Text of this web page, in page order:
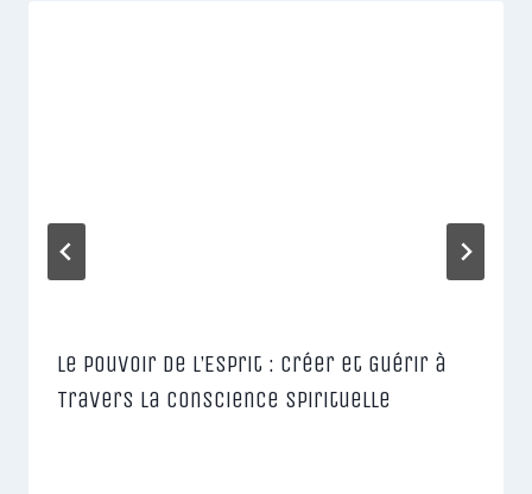
Le Pouvoir de l’Esprit : Créer et Guérir à
Travers la Conscience Spirituelle